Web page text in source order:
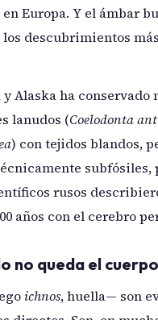
Europa. Y el ámbar
descubrimientos
Alaska ha conservado
lanudos (Coelodonta
) con tejidos blandos,
rusos
años con el cerebro
no queda el
ichnos, huella— son